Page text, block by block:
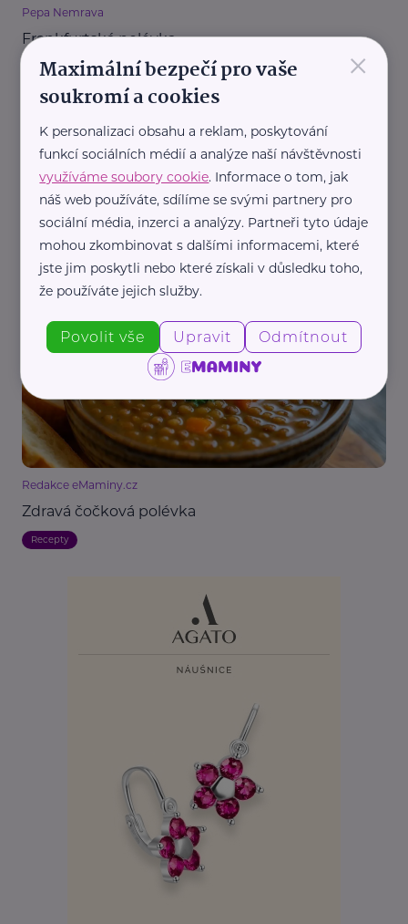
Pepa Nemrava
Frankfurtská polévka
Kuchař Pepa Nemrava Recepty
Pepa Nemrava
Falešná dršťková polévka z hlívy
Redakce eMaminy.cz
Zdravá čočková polévka
Recepty
×
Maximální bezpečí pro vaše
soukromí a cookies
K personalizaci obsahu a reklam, poskytování
funkcí sociálních médií a analýze naší návštěvnosti
využíváme soubory cookie. Informace o tom, jak
náš web používáte, sdílíme se svými partnery pro
sociální média, inzerci a analýzy. Partneři tyto údaje
mohou zkombinovat s dalšími informacemi, které
jste jim poskytli nebo které získali v důsledku toho,
že používáte jejich služby.
Povolit vše Upravit Odmítnout